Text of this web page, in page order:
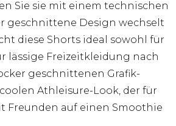
Sie sie mit einem technischen
geschnittene Design wechselt
diese Shorts ideal sowohl für
lässige Freizeitkleidung nach
geschnittenen Grafik-
Athleisure-Look, der für
Freunden auf einen Smoothie